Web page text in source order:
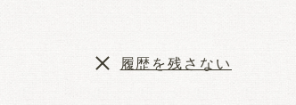
履歴を残さない